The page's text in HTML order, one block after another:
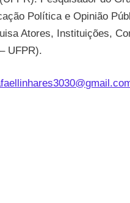
Política e Opinião
Atores, Instituições,
UFPR).